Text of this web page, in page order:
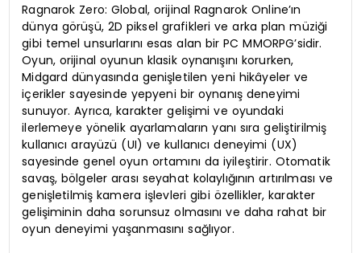
Ragnarok Zero: Global, orijinal Ragnarok Online’ın
dünya görüşü, 2D piksel grafikleri ve arka plan müziği
gibi temel unsurlarını esas alan bir PC MMORPG’sidir.
Oyun, orijinal oyunun klasik oynanışını korurken,
Midgard dünyasında genişletilen yeni hikâyeler ve
içerikler sayesinde yepyeni bir oynanış deneyimi
sunuyor. Ayrıca, karakter gelişimi ve oyundaki
ilerlemeye yönelik ayarlamaların yanı sıra geliştirilmiş
kullanıcı arayüzü (UI) ve kullanıcı deneyimi (UX)
sayesinde genel oyun ortamını da iyileştirir. Otomatik
savaş, bölgeler arası seyahat kolaylığının artırılması ve
genişletilmiş kamera işlevleri gibi özellikler, karakter
gelişiminin daha sorunsuz olmasını ve daha rahat bir
oyun deneyimi yaşanmasını sağlıyor.